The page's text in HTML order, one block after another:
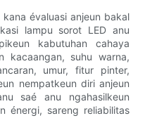
évaluasi anjeun bakal
lampu sorot LED anu
kabutuhan cahaya
kacaangan, suhu warna,
umur, fitur pinter,
nempatkeun diri anjeun
saé anu ngahasilkeun
énergi, sareng reliabilitas